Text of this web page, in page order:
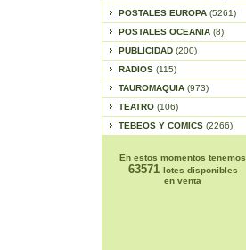
POSTALES EUROPA (5261)
POSTALES OCEANIA (8)
PUBLICIDAD (200)
RADIOS (115)
TAUROMAQUIA (973)
TEATRO (106)
TEBEOS Y COMICS (2266)
En estos momentos tenemos
63571 lotes disponibles
en venta